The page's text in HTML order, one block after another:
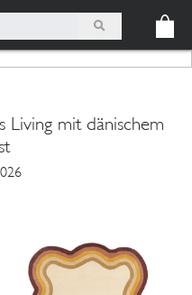
Living mit dänischem